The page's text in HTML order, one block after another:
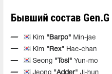
Бывший состав Gen.G
Kim "Barpo" Min-jae
Kim "Rex" Hae-chan
Seong "Tosi" Yun-mo
Jeong "Adder" Ji-hun